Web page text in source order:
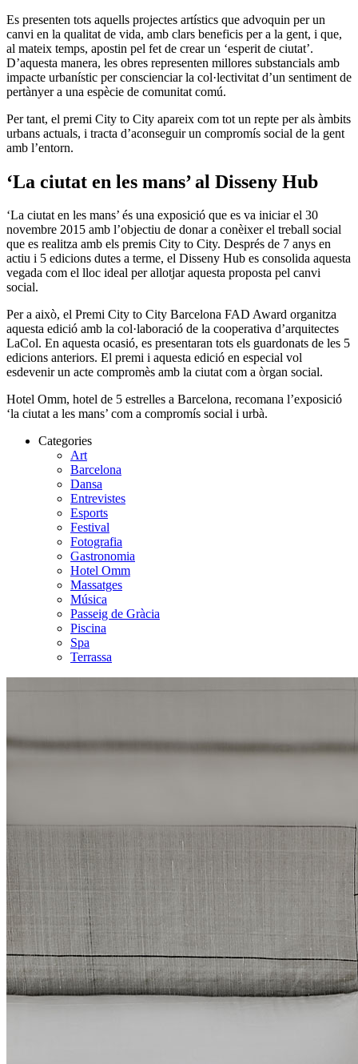
Es presenten tots aquells projectes artístics que advoquin per un
canvi en la qualitat de vida, amb clars beneficis per a la gent, i que,
al mateix temps, apostin pel fet de crear un ‘esperit de ciutat’.
D’aquesta manera, les obres representen millores substancials amb
impacte urbanístic per conscienciar la col·lectivitat d’un sentiment de
pertànyer a una espècie de comunitat comú.
Per tant, el premi City to City apareix com tot un repte per als àmbits
urbans actuals, i tracta d’aconseguir un compromís social de la gent
amb l’entorn.
‘La ciutat en les mans’ al Disseny Hub
‘La ciutat en les mans’ és una exposició que es va iniciar el 30
novembre 2015 amb l’objectiu de donar a conèixer el treball social
que es realitza amb els premis City to City. Després de 7 anys en
actiu i 5 edicions dutes a terme, el Disseny Hub es consolida aquesta
vegada com el lloc ideal per allotjar aquesta proposta pel canvi
social.
Per a això, el Premi City to City Barcelona FAD Award organitza
aquesta edició amb la col·laboració de la cooperativa d’arquitectes
LaCol. En aquesta ocasió, es presentaran tots els guardonats de les 5
edicions anteriors. El premi i aquesta edició en especial vol
esdevenir un acte compromès amb la ciutat com a òrgan social.
Hotel Omm, hotel de 5 estrelles a Barcelona, recomana l’exposició
‘la ciutat a les mans’ com a compromís social i urbà.
Categories
Art
Barcelona
Dansa
Entrevistes
Esports
Festival
Fotografia
Gastronomia
Hotel Omm
Massatges
Música
Passeig de Gràcia
Piscina
Spa
Terrassa